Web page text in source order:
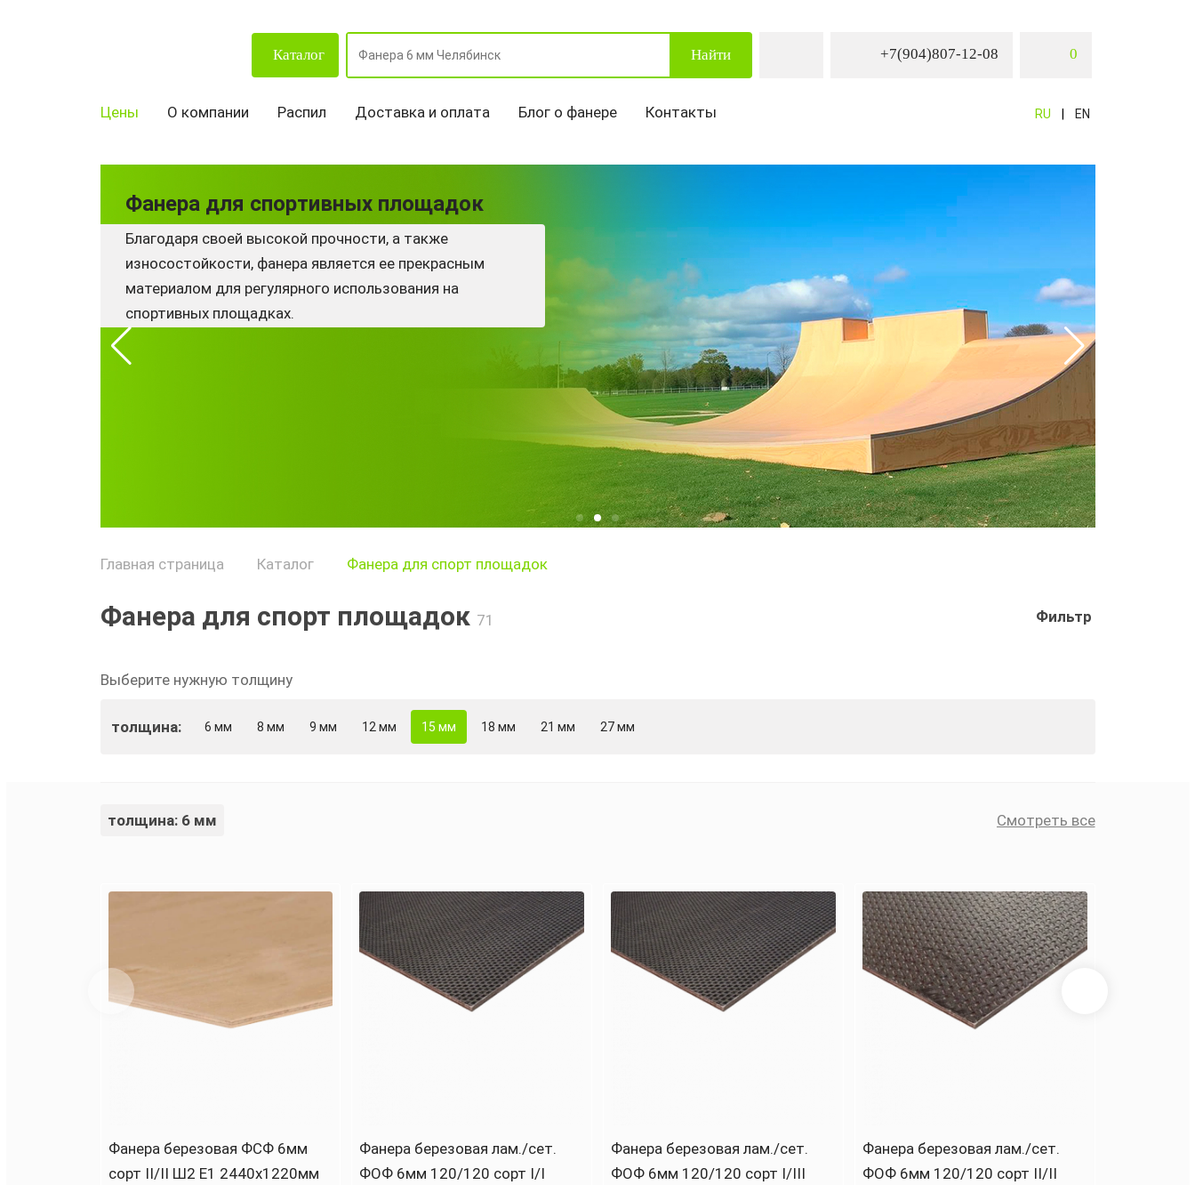
Каталог Найти +7(904)807-12-08 0
Цены О компании Распил Доставка и оплата Блог о фанере Контакты RU EN
Фанера для спортивных площадок
Благодаря своей высокой прочности, а также
износостойкости, фанера является ее прекрасным
материалом для регулярного использования на
спортивных площадках.
Главная страница Каталог Фанера для спорт площадок
Фанера для спорт площадок 71 Фильтр
Выберите нужную толщину
толщина: 6 мм 8 мм 9 мм 12 мм 15 мм 18 мм 21 мм 27 мм
толщина: 6 мм Смотреть все
Фанера березовая ФСФ 6мм
сорт II/II Ш2 Е1 2440х1220мм
Фанера березовая лам./сет.
ФОФ 6мм 120/120 сорт I/I
Фанера березовая лам./сет.
ФОФ 6мм 120/120 сорт I/III
Фанера березовая лам./сет.
ФОФ 6мм 120/120 сорт II/II